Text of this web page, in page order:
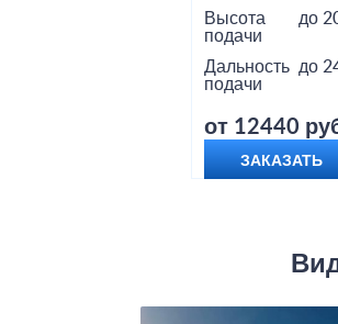
Высота
подачи
до
Дальность
подачи
до
от 12440
ЗАКАЗАТЬ